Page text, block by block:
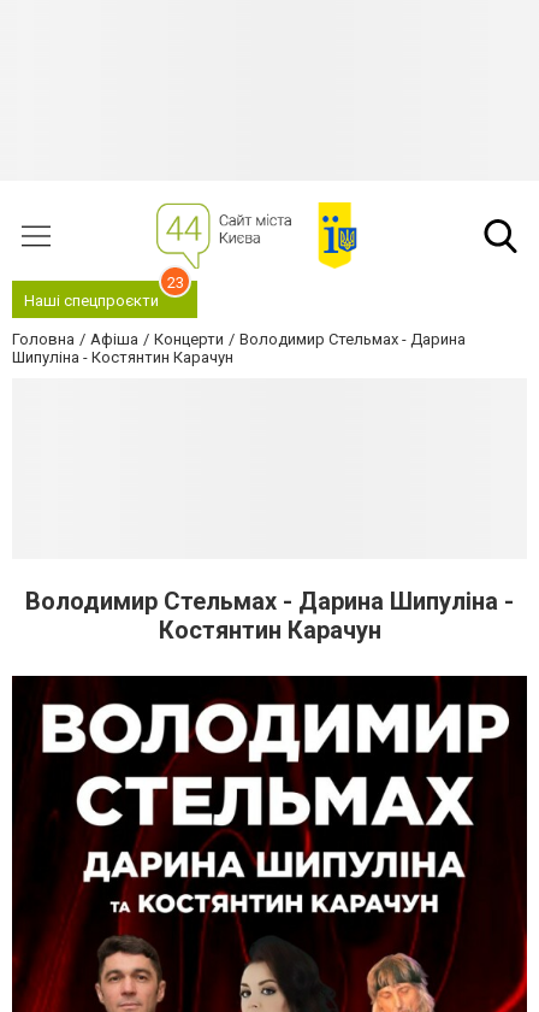
Наші спецпроєкти
23
Головна Афіша Концерти
Володимир Стельмах - Дарина
Шипуліна - Костянтин Карачун
Володимир Стельмах - Дарина Шипуліна -
Костянтин Карачун